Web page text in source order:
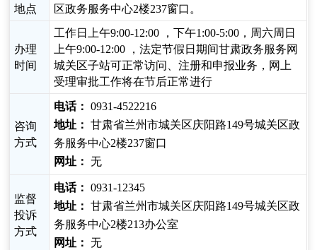
地点
区政务服务中心2楼237窗口。
办理
时间
工作日上午9:00-12:00 ，下午1:00-5:00，周六周日
上午9:00-12:00 ，法定节假日期间甘肃政务服务网
城关区子站可正常访问、注册和申报业务，网上
受理审批工作将在节后正常进行
咨询
方式
电话： 0931-4522216
地址： 甘肃省兰州市城关区庆阳路149号城关区政
务服务中心2楼237窗口
网址： 无
监督
投诉
方式
电话： 0931-12345
地址： 甘肃省兰州市城关区庆阳路149号城关区政
务服务中心2楼213办公室
网址： 无